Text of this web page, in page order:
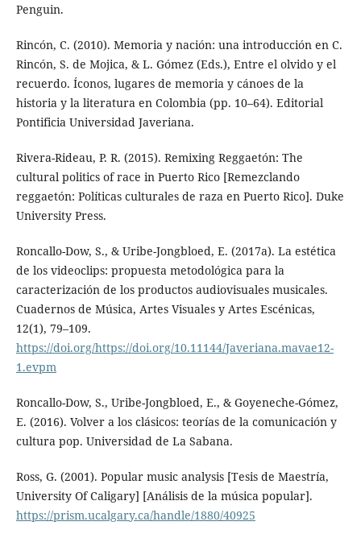
Penguin.
Rincón, C. (2010). Memoria y nación: una introducción en C.
Rincón, S. de Mojica, & L. Gómez (Eds.), Entre el olvido y el
recuerdo. Íconos, lugares de memoria y cánoes de la
historia y la literatura en Colombia (pp. 10–64). Editorial
Pontificia Universidad Javeriana.
Rivera-Rideau, P. R. (2015). Remixing Reggaetón: The
cultural politics of race in Puerto Rico [Remezclando
reggaetón: Políticas culturales de raza en Puerto Rico]. Duke
University Press.
Roncallo-Dow, S., & Uribe-Jongbloed, E. (2017a). La estética
de los videoclips: propuesta metodológica para la
caracterización de los productos audiovisuales musicales.
Cuadernos de Música, Artes Visuales y Artes Escénicas,
12(1), 79–109.
https://doi.org/https://doi.org/10.11144/Javeriana.mavae12-
1.evpm
Roncallo-Dow, S., Uribe-Jongbloed, E., & Goyeneche-Gómez,
E. (2016). Volver a los clásicos: teorías de la comunicación y
cultura pop. Universidad de La Sabana.
Ross, G. (2001). Popular music analysis [Tesis de Maestría,
University Of Caligary] [Análisis de la música popular].
https://prism.ucalgary.ca/handle/1880/40925